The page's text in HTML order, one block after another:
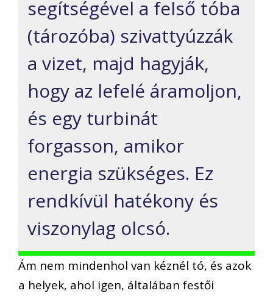
segítségével a felső tóba
(tározóba) szivattyúzzák
a vizet, majd hagyják,
hogy az lefelé áramoljon,
és egy turbinát
forgasson, amikor
energia szükséges. Ez
rendkívül hatékony és
viszonylag olcsó.
Ám nem mindenhol van kéznél tó, és azok
a helyek, ahol igen, általában festői